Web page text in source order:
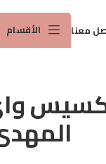
معنا الأقسام
المهدئ –